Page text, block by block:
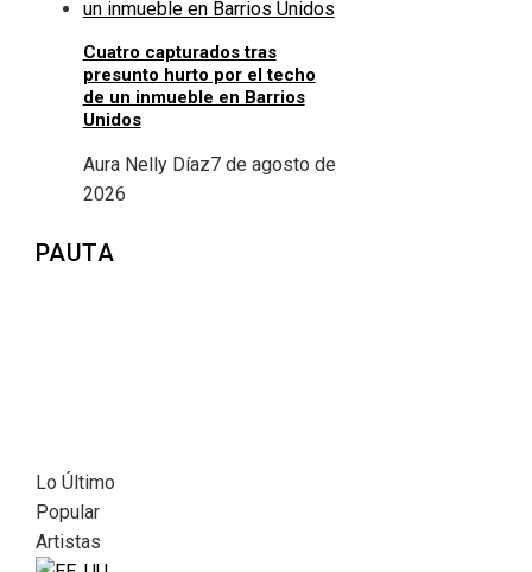
Cuatro capturados tras
presunto hurto por el techo
de un inmueble en Barrios
Unidos
Aura Nelly Díaz7 de agosto de
2026
PAUTA
Lo Último
Popular
Artistas